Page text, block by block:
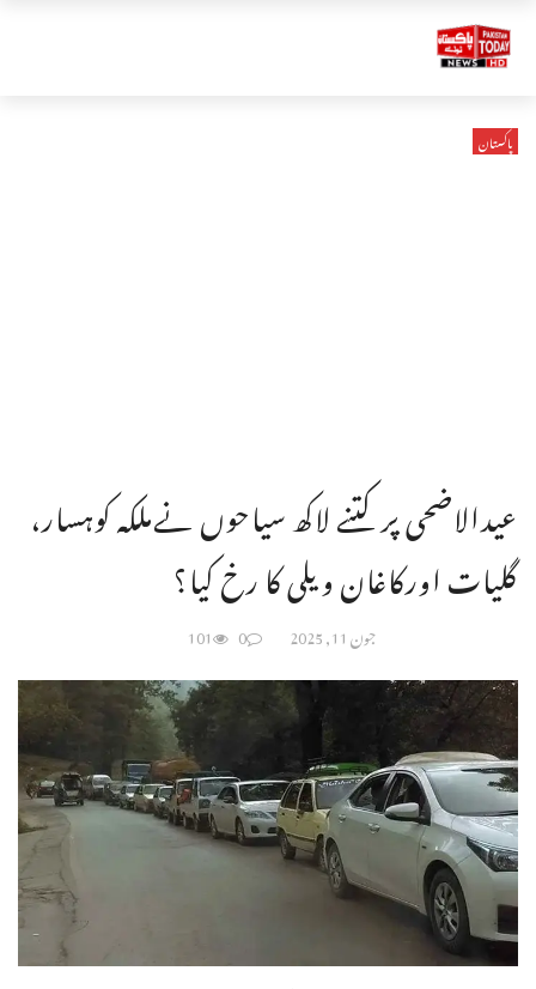
پاکستان
عیدالاضحی پر کتنے لاکھ سیاحوں نےملکہ کوہسار،
گلیات اورکاغان ویلی کا رخ کیا؟
جون 11, 2025 0
101